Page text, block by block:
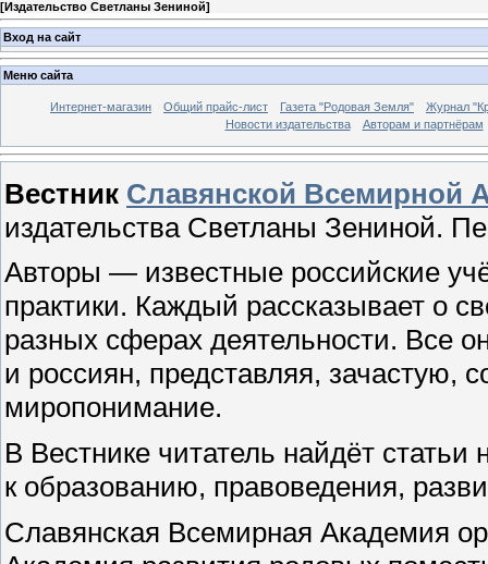
[Издательство Светланы Зениной]
Вход на сайт
Меню сайта
Интернет-магазин Общий прайс-лист Газета "Родовая Земля"
Журнал
Новости издательства
Авторам и партнёрам
Вестник Славянской Всемирной
издательства Светланы Зениной.
Авторы — известные российские
практики. Каждый рассказывает о
разных сферах деятельности. Все
и россиян, представляя, зачастую,
миропонимание.
В Вестнике читатель найдёт статьи
к образованию, правоведения,
Славянская Всемирная Академия